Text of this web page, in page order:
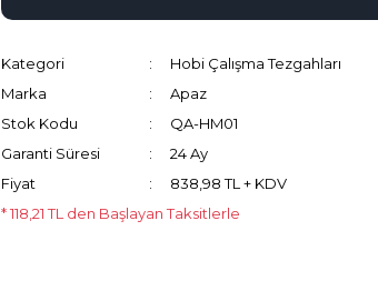
Kategori
Hobi Çalışma Tezgahları
Marka
Apaz
Stok Kodu
QA-HM01
Garanti Süresi
24 Ay
Fiyat
838,98 TL + KDV
* 118,21 TL den Başlayan Taksitlerle